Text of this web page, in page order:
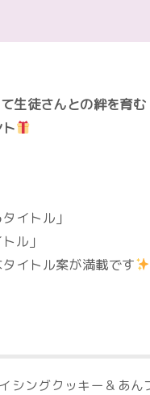
生徒さんとの絆を育む
イトル」
ル」
イトル案が満載です
シングクッキー＆あ